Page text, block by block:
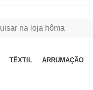
TÊXTIL ARRUMAÇÃO